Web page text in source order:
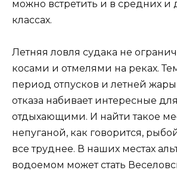
можно встретить и в средних и
классах.
Летняя ловля судака не
косами и отмелями на реках.
период отпусков и летней
отказа набивает интересные
отдыхающими. И найти такое
непуганой, как говорится,
все труднее. В наших местах
водоемом может стать